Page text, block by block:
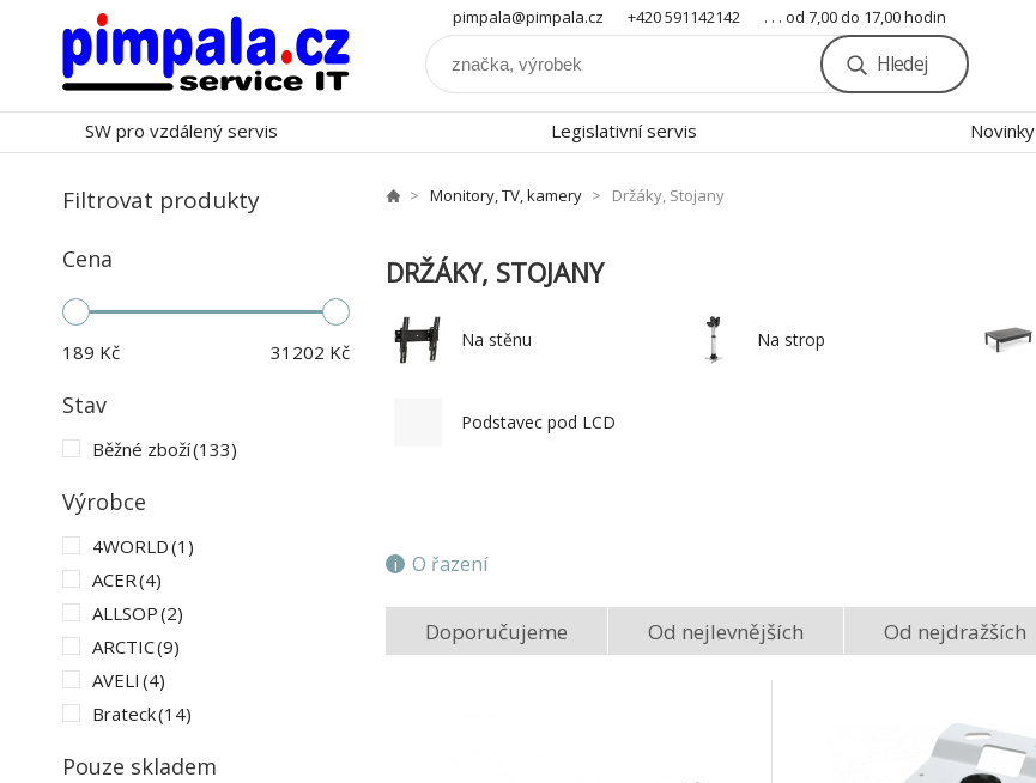
pimpala@pimpala.cz +420 591142142 . . . od 7,00 do 17,00 hodin
Hledej
SW pro vzdálený servis Legislativní servis Novinky
Filtrovat produkty
Cena
189 Kč 31202 Kč
Stav
Běžné zboží(133)
Výrobce
4WORLD(1)
ACER(4)
ALLSOP(2)
ARCTIC(9)
AVELI (4)
Brateck(14)
Pouze skladem
Monitory, TV, kamery Držáky, Stojany
DRŽÁKY, STOJANY
Na stěnu Na strop
Podstavec pod LCD
O řazení
Doporučujeme Od nejlevnějších Od nejdražších